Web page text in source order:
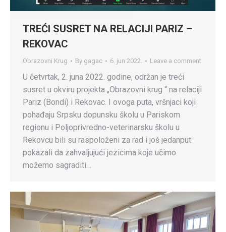
TREĆI SUSRET NA RELACIJI PARIZ –
REKOVAC
Obrazovni Krug By gagac 6. jun 2022. Leave a comment
U četvrtak, 2. juna 2022. godine, održan je treći
susret u okviru projekta „Obrazovni krug “ na relaciji
Pariz (Bondi) i Rekovac. I ovoga puta, vršnjaci koji
pohađaju Srpsku dopunsku školu u Pariskom
regionu i Poljoprivredno-veterinarsku školu u
Rekovcu bili su raspoloženi za rad i još jedanput
pokazali da zahvaljujući jezicima koje učimo
možemo sagraditi…